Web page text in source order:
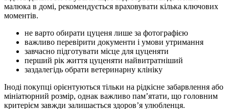
малюка в домі, рекомендується враховувати кілька ключових
моментів.
не варто обирати цуценя лише за фотографією
важливо перевірити документи і умови утримання
завчасно підготувати місце для цуценяти
перший рік життя цуценяти найвитратніший
заздалегідь обрати ветеринарну клініку
Іноді покупці орієнтуються тільки на рідкісне забарвлення або
мініатюрний розмір, однак важливо памʼятати, що головним
критерієм завжди залишається здоровʼя улюбленця.